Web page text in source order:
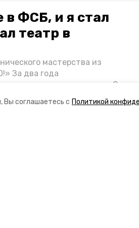
Вы соглашаетесь с Политикой
в ФСБ, и я стал
театр в
мастерства из
За два года
— новые премьеры. О